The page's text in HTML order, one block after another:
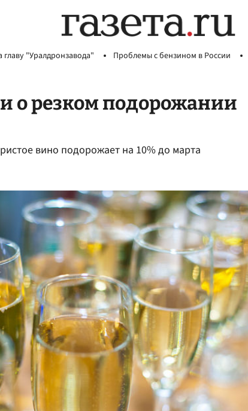
"Уралдронзавода" Проблемы с бензином в России
о резком подорожании
вино подорожает на 10% до марта